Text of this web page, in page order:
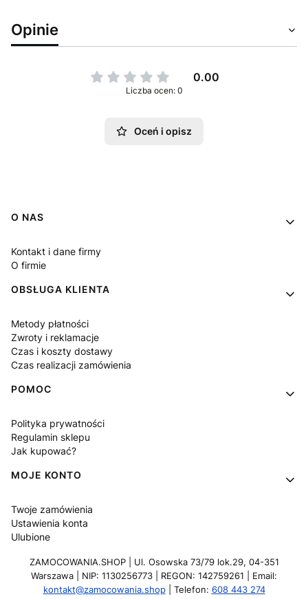
Opinie
0.00
Liczba ocen: 0
Oceń i opisz
Linki w stopce
O NAS
Kontakt i dane firmy
O firmie
OBSŁUGA KLIENTA
Metody płatności
Zwroty i reklamacje
Czas i koszty dostawy
Czas realizacji zamówienia
POMOC
Polityka prywatności
Regulamin sklepu
Jak kupować?
MOJE KONTO
Twoje zamówienia
Ustawienia konta
Ulubione
ZAMOCOWANIA.SHOP | Ul. Osowska 73/79 lok.29, 04-351
Warszawa | NIP: 1130256773 | REGON: 142759261 | Email:
kontakt@zamocowania.shop| Telefon: 608 443 274